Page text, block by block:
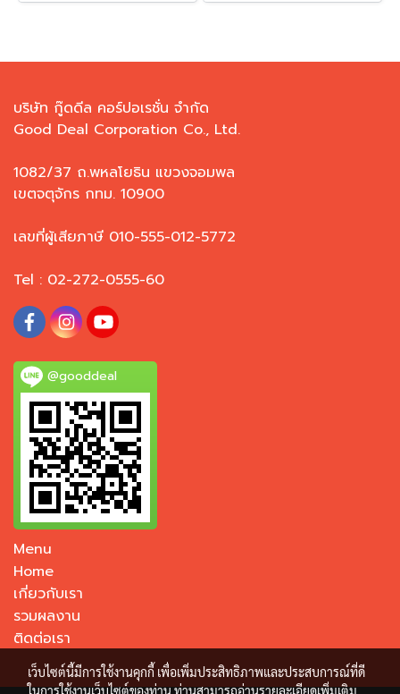
บริษัท กู๊ดดีล คอร์ปอเรชั่น จำกัด
Good Deal Corporation Co., Ltd.
1082/37 ถ.พหลโยธิน แขวงจอมพล
เขตจตุจักร กทม. 10900
เลขที่ผู้เสียภาษี 010-555-012-5772
Tel : 02-272-0555-60
@gooddeal
Menu
Home
เกี่ยวกับเรา
รวมผลงาน
ติดต่อเรา
เว็บไซต์นี้มีการใช้งานคุกกี้ เพื่อเพิ่มประสิทธิภาพและประสบการณ์ที่ดี
ในการใช้งานเว็บไซต์ของท่าน ท่านสามารถอ่านรายละเอียดเพิ่มเติม